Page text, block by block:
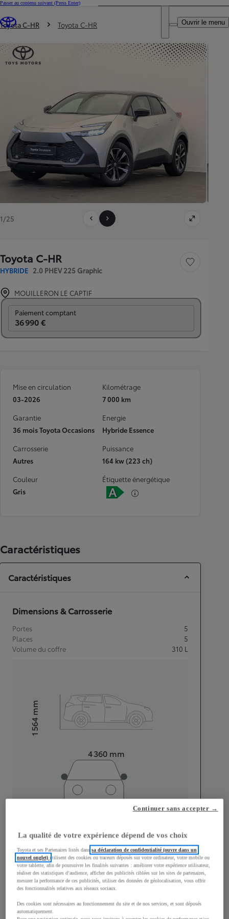
Passer au contenu suivant (Press Enter)
Trouvez un partenaire Toyota
DEALER NAME
Ouvrir le menu
Vous êtes ici
Toyota C-HR Toyota C-HR
1/25
Toyota C-HR
HYBRIDE 2.0 PHEV 225 Graphic
Sauvegarder le
MOUILLERON LE CAPTIF
Paiement comptant
36 990 €
Mise en circulation
03-2026
Kilométrage
7 000 km
Garantie
36 mois Toyota Occasions
Energie
Hybride Essence
Carrosserie
Autres
Puissance
164 kw (223 ch)
Couleur
Gris
Étiquette énergétique
Caractéristiques
Caractéristiques
Dimensions & Carrosserie
Portes
5
Places
5
Volume du coffre
310 L
4 360 mm
Hauteur1 564
mm
Consommation mixte
Émissions CO2
51 g/km
La qualité de votre expérience dépend de vos choix
Toyota et ses Partenaires listés danssa déclaration de confidentialité (ouvre dans un
nouvel onglet)utilisent des cookies ou traceurs déposés sur votre ordinateur, votre mobile ou
votre tablette, afin de poursuivre les finalités suivantes : améliorer votre expérience utilisateur,
réaliser des statistiques d’audience, afficher des publicités ciblées sur les sites de partenaires,
mesurer la performance de ces publicités, utiliser des données de géolocalisation, vous offrir
des fonctionnalités relatives aux réseaux sociaux.
Des cookies sont nécessaires au fonctionnement du site et de nos services, et sont déposés
automatiquement.
Continuer sans accepter →